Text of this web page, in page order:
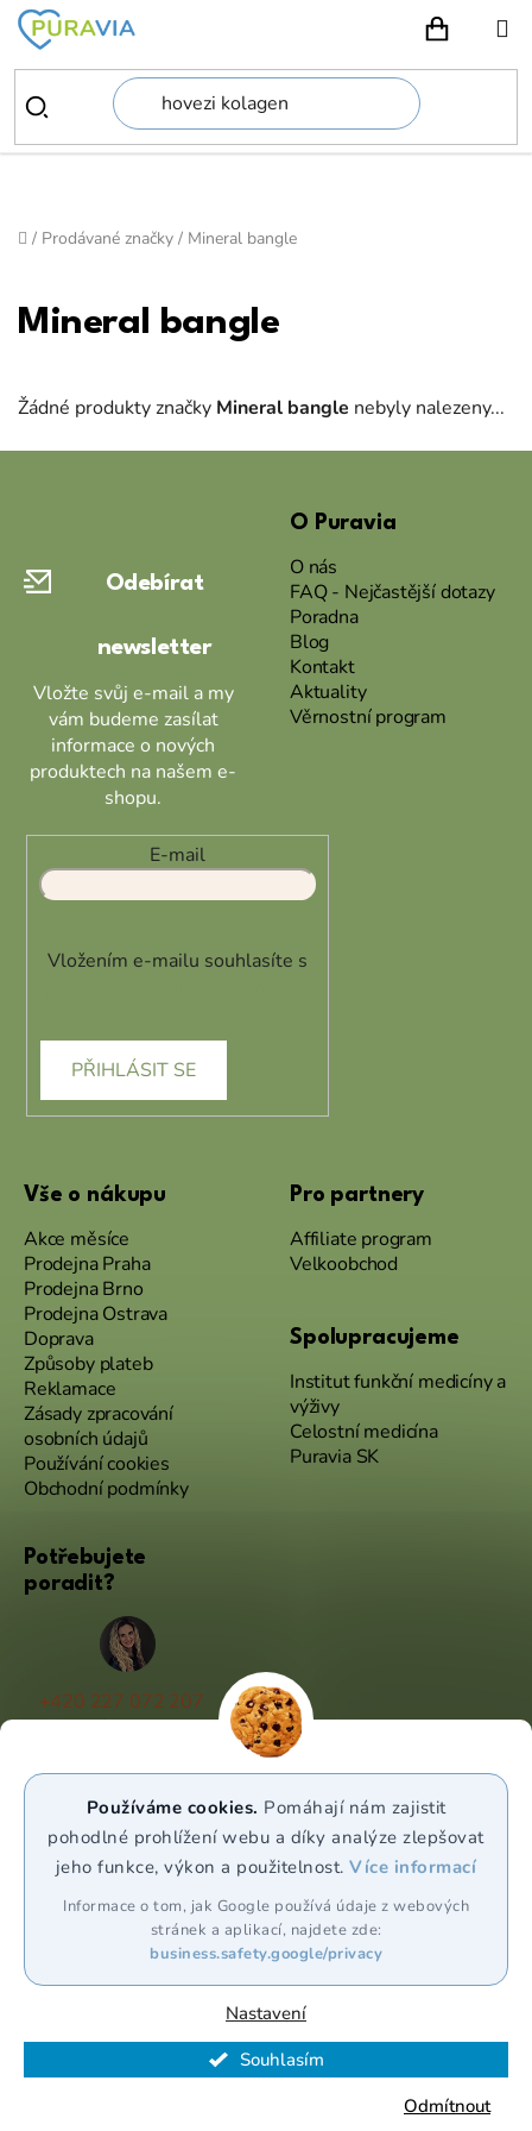
Používáme cookies. Pomáhají nám zajistit
pohodlné prohlížení webu a díky analýze zlepšovat
jeho funkce, výkon a použitelnost.Více informací
Informace o tom, jak Google používá údaje z webových
stránek a aplikací, najdete zde:
business.safety.google/privacy
Nastavení
Odmítnout
Souhlasím
Přejít
obsah
Domů
/ Prodávané značky / Mineral bangle
Mineral bangle
Žádné produkty značky Mineral bangle nebyly nalezeny...
Odebírat
newsletter
Vložte svůj e-mail a my
vám budeme zasílat
informace o nových
produktech na našem e-
shopu.
E-mail
Vložením e-mailu souhlasíte s
PŘIHLÁSIT SE
O Puravia
O nás
FAQ - Nejčastější dotazy
Poradna
Blog
Kontakt
Aktuality
Věrnostní program
Vše o nákupu
Akce měsíce
Prodejna Praha
Prodejna Brno
Prodejna Ostrava
Doprava
Způsoby plateb
Reklamace
Zásady zpracování
osobních údajů
Používání cookies
Obchodní podmínky
Pro partnery
Affiliate program
Velkoobchod
Spolupracujeme
Institut funkční medicíny a
výživy
Celostní medicína
Puravia SK
Potřebujete
poradit?
+420 227 072 207
(Po - Pá 9:00 - 17:00)
WhatsApp
Vytvořil Shoptet Premium
. Všechna práva vyhrazena.